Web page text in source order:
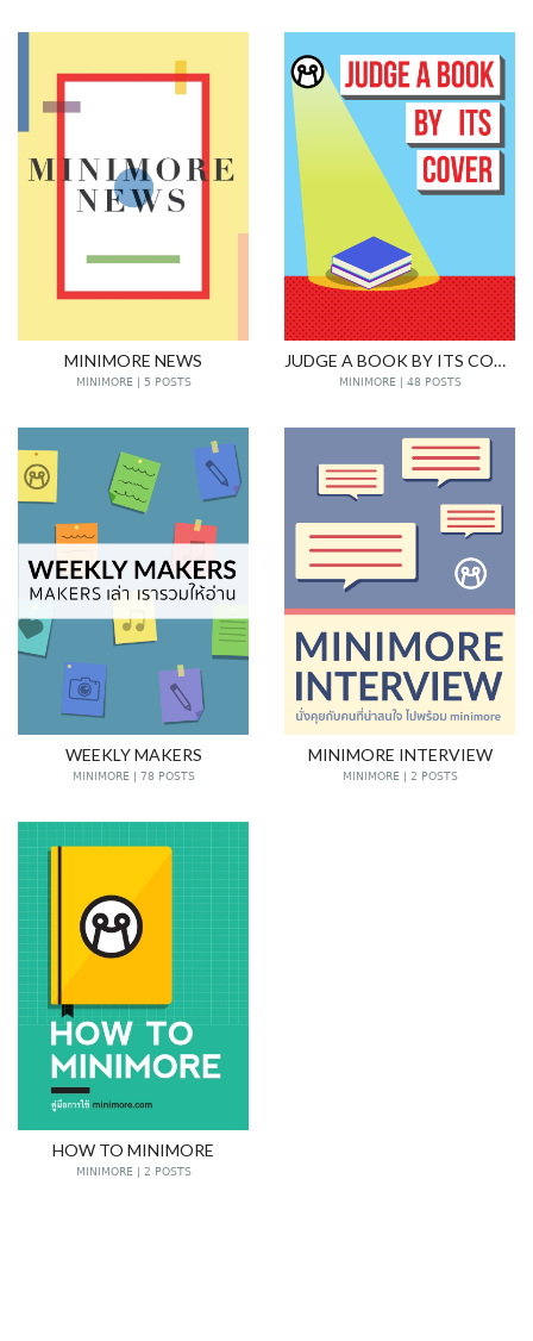
MINIMORE NEWS
MINIMORE | 5 POSTS
JUDGE A BOOK BY ITS COVER
MINIMORE | 48 POSTS
WEEKLY MAKERS
MINIMORE | 78 POSTS
MINIMORE INTERVIEW
MINIMORE | 2 POSTS
HOW TO MINIMORE
MINIMORE | 2 POSTS